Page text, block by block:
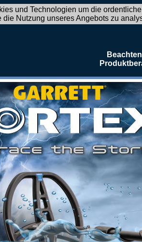
und Technologien um die
die Nutzung unseres Angebots zu